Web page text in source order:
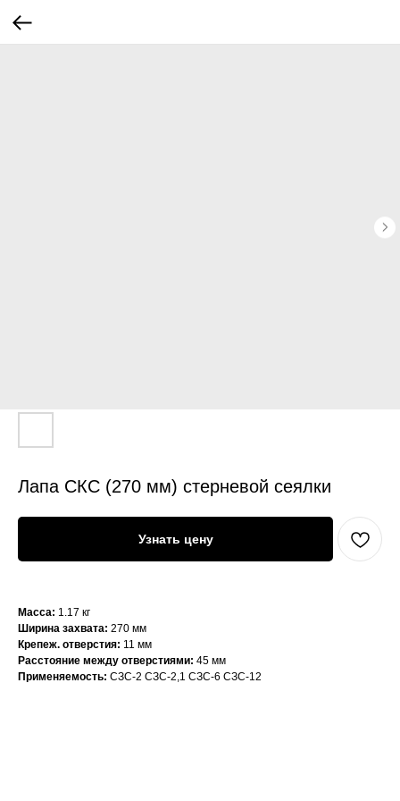
Лапа СКС (270 мм) стерневой сеялки
Узнать цену
Масса: 1.17 кг
Ширина захвата: 270 мм
Крепеж. отверстия: 11 мм
Расстояние между отверстиями: 45 мм
Применяемость: СЗС-2 СЗС-2,1 СЗС-6 СЗС-12